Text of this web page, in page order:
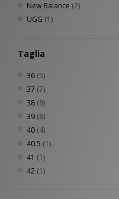
New Balance (2)
UGG (1)
Taglia
36 (5)
37 (7)
38 (8)
39 (8)
40 (4)
40.5 (1)
41 (1)
42 (1)